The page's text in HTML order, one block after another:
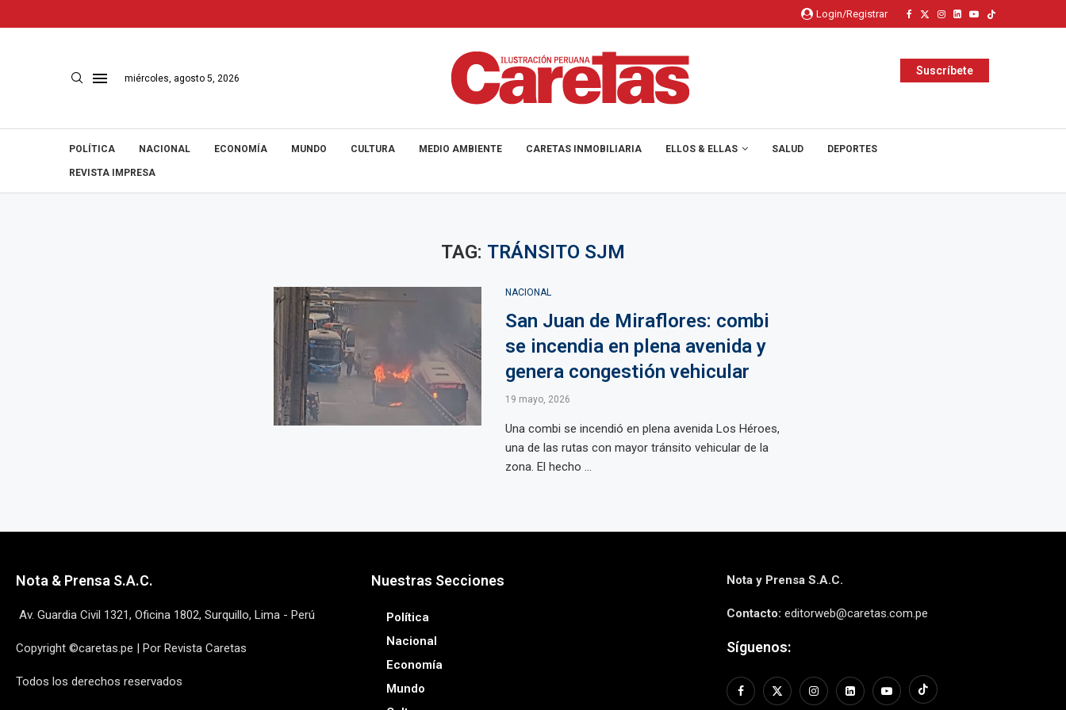
Login/Registrar
miércoles, agosto 5, 2026
Suscríbete
POLÍTICA NACIONAL ECONOMÍA MUNDO CULTURA MEDIO AMBIENTE CARETAS INMOBILIARIA ELLOS & ELLAS SALUD DEPORTES
REVISTA IMPRESA
TAG: TRÁNSITO SJM
NACIONAL
San Juan de Miraflores: combi
se incendia en plena avenida y
genera congestión vehicular
19 mayo, 2026
Una combi se incendió en plena avenida Los Héroes,
una de las rutas con mayor tránsito vehicular de la
zona. El hecho ...
Nota & Prensa S.A.C.
Av. Guardia Civil 1321, Oficina 1802, Surquillo, Lima - Perú
Copyright ©caretas.pe | Por Revista Caretas
Todos los derechos reservados
Nuestras Secciones
Política
Nacional
Economía
Mundo
Nota y Prensa S.A.C.
Contacto: editorweb@caretas.com.pe
Síguenos: